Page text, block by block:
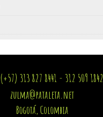
(+57) 313 827 8441 - 312 509 1842
zulma@pataleta.net
Bogotá, Colombia